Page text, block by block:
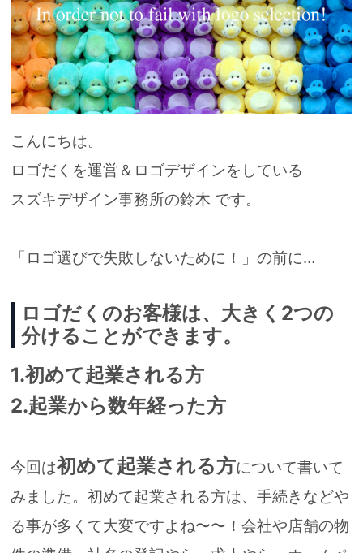
こんにちは。
ロゴだくを運営＆ロゴデザインをしている
スズキデザイン事務所の鈴木 です。
「ロゴ選びで失敗しないために！」の前に…
ロゴだくのお客様は、大きく2つの
分けることができます。
1.初めて起業される方
2.起業から数年経った方
今回は初めて起業される方について書いて
みました。初めて起業される方は、手続きなどや
る事が多くて大変ですよね〜〜！会社や店舗の物